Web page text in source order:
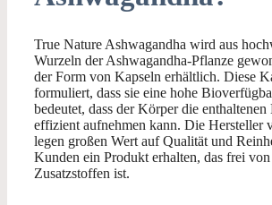
True Nature Ashwagandha wird aus
Wurzeln der Ashwagandha-Pflanze
der Form von Kapseln erhältlich. Diese
formuliert, dass sie eine hohe
bedeutet, dass der Körper die
effizient aufnehmen kann. Die Hersteller
legen großen Wert auf Qualität und
Kunden ein Produkt erhalten, das frei
Zusatzstoffen ist.